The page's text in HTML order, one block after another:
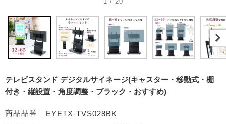
テレビスタンド デジタルサイネージ(キャスター・移動式・棚
付き・縦設置・角度調整・ブラック・おすすめ)
商品品番
EYETX-TVS028BK